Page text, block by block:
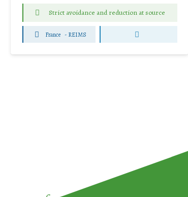
Strict avoidance and reduction at source
France - REIMS